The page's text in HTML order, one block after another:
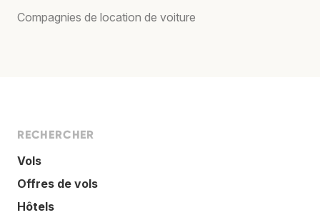
Compagnies de location de voiture
RECHERCHER
Vols
Offres de vols
Hôtels